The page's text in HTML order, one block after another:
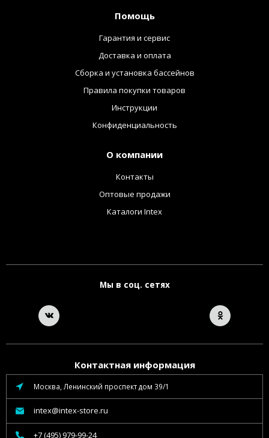
Помощь
Гарантия и сервис
Доставка и оплата
Сборка и установка бассейнов
Правила покупки товаров
Инструкции
Конфиденциальность
О компании
Контакты
Оптовые продажи
Каталоги Intex
Мы в соц. сетях
Контактная информация
Москва, Ленинский проспект дом 39/1
intex@intex-store.ru
+7 (495) 979-99-24